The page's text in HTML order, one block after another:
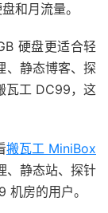
和月流量。
硬盘更适合轻
、静态博客、探
瓦工 DC99，这
搬瓦工 MiniBox
、静态站、探针
房的用户。